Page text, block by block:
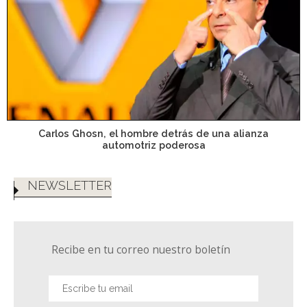
Carlos Ghosn, el hombre detrás de una alianza
automotriz poderosa
NEWSLETTER
Recibe en tu correo nuestro boletín